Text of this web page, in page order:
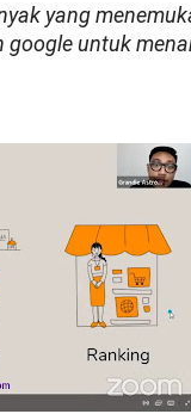
yang
google untuk